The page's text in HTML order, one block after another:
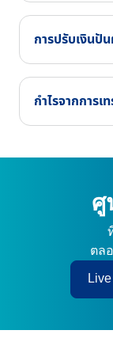
การปรับเงินปั
กำไรจากการ
ศู
ตล